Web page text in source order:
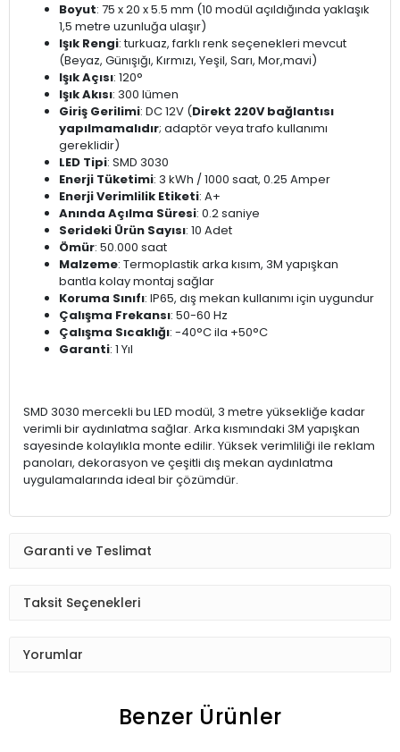
Boyut: 75 x 20 x 5.5 mm (10 modül açıldığında yaklaşık
1,5 metre uzunluğa ulaşır)
Işık Rengi: turkuaz, farklı renk seçenekleri mevcut
(Beyaz, Günışığı, Kırmızı, Yeşil, Sarı, Mor,mavi)
Işık Açısı: 120°
Işık Akısı: 300 lümen
Giriş Gerilimi: DC 12V (Direkt 220V bağlantısı
yapılmamalıdır; adaptör veya trafo kullanımı
gereklidir)
LED Tipi: SMD 3030
Enerji Tüketimi: 3 kWh / 1000 saat, 0.25 Amper
Enerji Verimlilik Etiketi: A+
Anında Açılma Süresi: 0.2 saniye
Serideki Ürün Sayısı: 10 Adet
Ömür: 50.000 saat
Malzeme: Termoplastik arka kısım, 3M yapışkan
bantla kolay montaj sağlar
Koruma Sınıfı: IP65, dış mekan kullanımı için uygundur
Çalışma Frekansı: 50-60 Hz
Çalışma Sıcaklığı: -40°C ila +50°C
Garanti: 1 Yıl
SMD 3030 mercekli bu LED modül, 3 metre yüksekliğe kadar
verimli bir aydınlatma sağlar. Arka kısmındaki 3M yapışkan
sayesinde kolaylıkla monte edilir. Yüksek verimliliği ile reklam
panoları, dekorasyon ve çeşitli dış mekan aydınlatma
uygulamalarında ideal bir çözümdür.
Garanti ve Teslimat
Taksit Seçenekleri
Yorumlar
Benzer Ürünler